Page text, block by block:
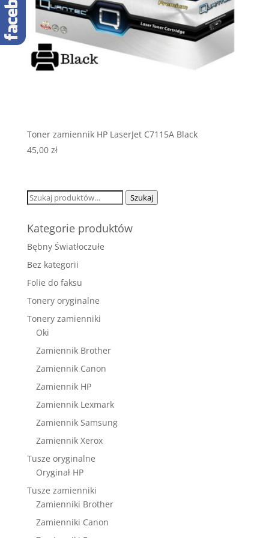
Toner zamiennik HP LaserJet C7115A Black
45,00 zł
Szukaj: Szukaj
Kategorie produktów
Bębny Światłoczułe
Bez kategorii
Folie do faksu
Tonery oryginalne
Tonery zamienniki
Oki
Zamiennik Brother
Zamiennik Canon
Zamiennik HP
Zamiennik Lexmark
Zamiennik Samsung
Zamiennik Xerox
Tusze oryginalne
Oryginał HP
Tusze zamienniki
Zamienniki Brother
Zamienniki Canon